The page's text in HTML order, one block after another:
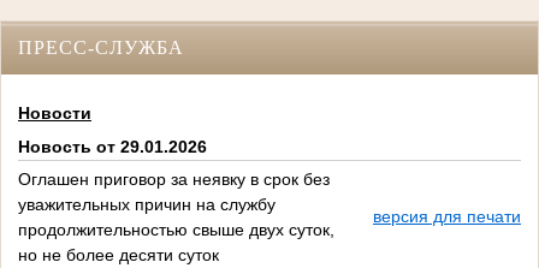
ПРЕСС-СЛУЖБА
Новости
Новость от 29.01.2026
Оглашен приговор за неявку в срок без
уважительных причин на службу
продолжительностью свыше двух суток,
но не более десяти суток
версия для печати